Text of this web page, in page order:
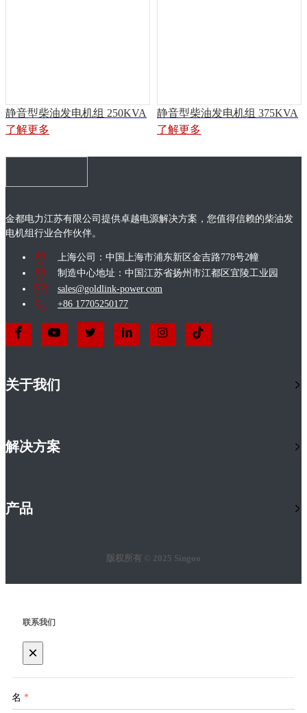
静音型柴油发电机组 250KVA
了解更多
静音型柴油发电机组 375KVA
了解更多
金都电力江苏有限公司提供卓越电源解决方案，您值得信赖的柴油发
电机组行业合作伙伴。
上海公司：中国上海市浦东新区金吉路778号2幢
制造中心地址：中国江苏省扬州市江都区宜陵工业园
sales@goldlink-power.com
+86 17705250177
关于我们
解决方案
产品
版权所有 © 2025 Singoo
联系我们
×
姓名 *